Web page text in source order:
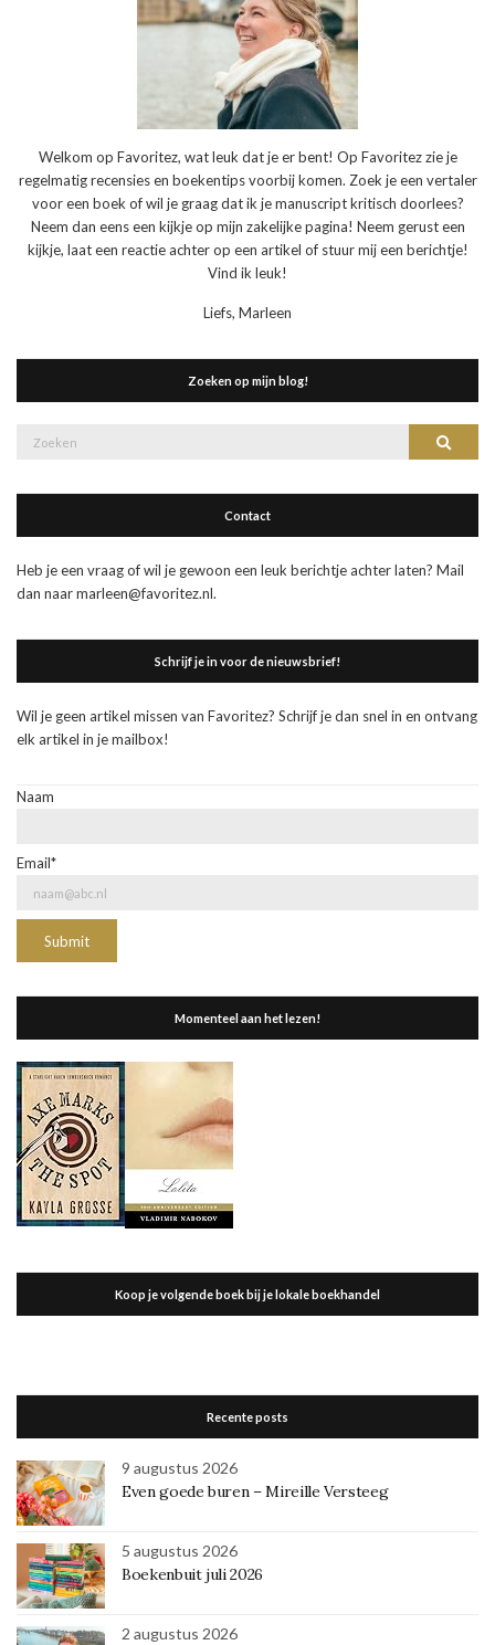
Welkom op Favoritez, wat leuk dat je er bent! Op Favoritez zie je
regelmatig recensies en boekentips voorbij komen. Zoek je een vertaler
voor een boek of wil je graag dat ik je manuscript kritisch doorlees?
Neem dan eens een kijkje op mijn zakelijke pagina! Neem gerust een
kijkje, laat een reactie achter op een artikel of stuur mij een berichtje!
Vind ik leuk!
Liefs, Marleen
Zoeken op mijn blog!
Contact
Heb je een vraag of wil je gewoon een leuk berichtje achter laten? Mail
dan naar marleen@favoritez.nl.
Schrijf je in voor de nieuwsbrief!
Wil je geen artikel missen van Favoritez? Schrijf je dan snel in en ontvang
elk artikel in je mailbox!
Naam
Email*
Momenteel aan het lezen!
Koop je volgende boek bij je lokale boekhandel
Recente posts
9 augustus 2026
Even goede buren – Mireille Versteeg
5 augustus 2026
Boekenbuit juli 2026
2 augustus 2026